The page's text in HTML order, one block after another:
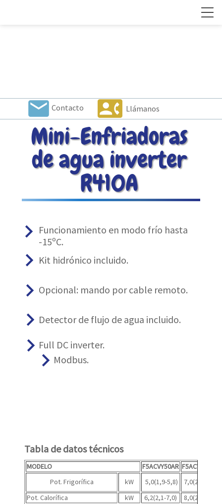
contact_phone Llámanos
local_post_office Contacto
Mini-Enfriadoras
de agua inverter
R410A
keyboard_arrow_rightFuncionamiento en modo frío hasta
-15ºC.
keyboard_arrow_rightKit hidrónico incluido.
keyboard_arrow_rightOpcional: mando por cable remoto.
keyboard_arrow_rightDetector de flujo de agua incluido.
keyboard_arrow_rightFull DC inverter.
keyboard_arrow_rightModbus.
Tabla de datos técnicos
MODELO F5ACVY50AR F5ACVY70AR
Pot. Frigorífica
kW 5,0(1,9-5,8)
7,0(2,1-7,8)
Pot. Calorífica
kW 6,2(2,1-7,0) 8,0(2,3-9,0)